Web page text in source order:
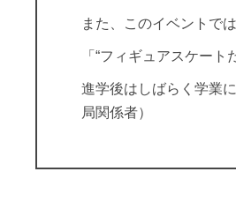
また、このイベントで
「“フィギュアスケー
進学後はしばらく学業
局関係者）